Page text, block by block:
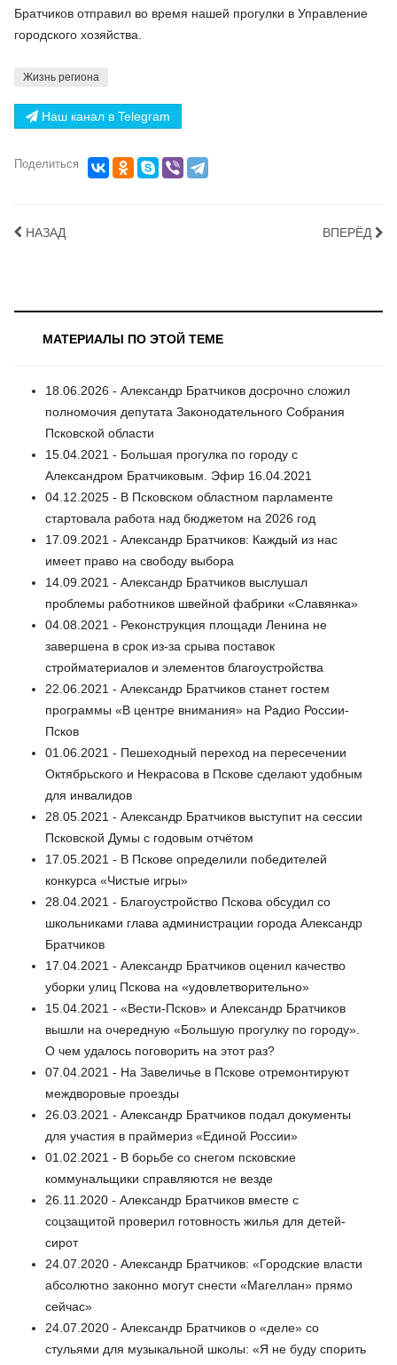
Братчиков отправил во время нашей прогулки в Управление
городского хозяйства.
Жизнь региона
Наш канал в Telegram
Поделиться
НАЗАД ВПЕРЁД
МАТЕРИАЛЫ ПО ЭТОЙ ТЕМЕ
18.06.2026 - Александр Братчиков досрочно сложил
полномочия депутата Законодательного Собрания
Псковской области
15.04.2021 - Большая прогулка по городу с
Александром Братчиковым. Эфир 16.04.2021
04.12.2025 - В Псковском областном парламенте
стартовала работа над бюджетом на 2026 год
17.09.2021 - Александр Братчиков: Каждый из нас
имеет право на свободу выбора
14.09.2021 - Александр Братчиков выслушал
проблемы работников швейной фабрики «Славянка»
04.08.2021 - Реконструкция площади Ленина не
завершена в срок из-за срыва поставок
стройматериалов и элементов благоустройства
22.06.2021 - Александр Братчиков станет гостем
программы «В центре внимания» на Радио России-
Псков
01.06.2021 - Пешеходный переход на пересечении
Октябрьского и Некрасова в Пскове сделают удобным
для инвалидов
28.05.2021 - Александр Братчиков выступит на сессии
Псковской Думы с годовым отчётом
17.05.2021 - В Пскове определили победителей
конкурса «Чистые игры»
28.04.2021 - Благоустройство Пскова обсудил со
школьниками глава администрации города Александр
Братчиков
17.04.2021 - Александр Братчиков оценил качество
уборки улиц Пскова на «удовлетворительно»
15.04.2021 - «Вести-Псков» и Александр Братчиков
вышли на очередную «Большую прогулку по городу».
О чем удалось поговорить на этот раз?
07.04.2021 - На Завеличье в Пскове отремонтируют
междворовые проезды
26.03.2021 - Александр Братчиков подал документы
для участия в праймериз «Единой России»
01.02.2021 - В борьбе со снегом псковские
коммунальщики справляются не везде
26.11.2020 - Александр Братчиков вместе с
соцзащитой проверил готовность жилья для детей-
сирот
24.07.2020 - Александр Братчиков: «Городские власти
абсолютно законно могут снести «Магеллан» прямо
сейчас»
24.07.2020 - Александр Братчиков о «деле» со
стульями для музыкальной школы: «Я не буду спорить